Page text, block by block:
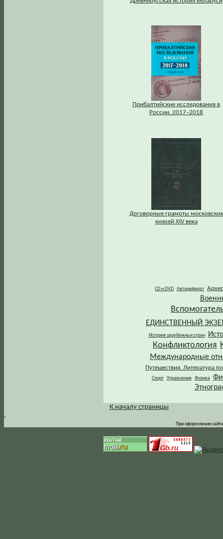
Прибалтийские исследования в
России. 2017–2018
Договорные грамоты московских
князей XIV века
CD и DVD Автореферат
ЕДИНСТВЕННЫЙ
История зарубежных стран
Конфликтология
Международные
Путешествия. Литература
Спорт Управление Физика
.
К началу страницы
При оформлении